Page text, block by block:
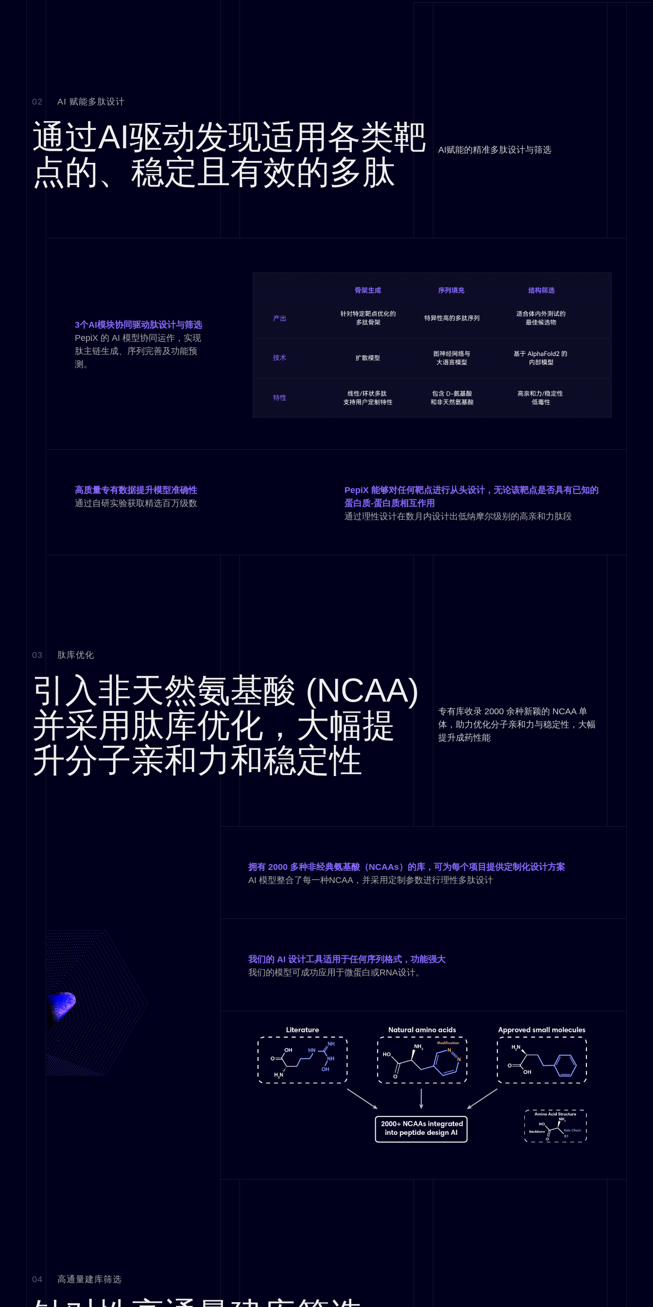
02 AI 赋能多肽设计
通过AI驱动发现适用各类靶
点的、稳定且有效的多肽
AI赋能的精准多肽设计与筛选
3个AI模块协同驱动肽设计与筛选
PepiX 的 AI 模型协同运作，实现
肽主链生成、序列完善及功能预
测。
高质量专有数据提升模型准确性
通过自研实验获取精选百万级数
PepiX 能够对任何靶点进行从头设计，无论该靶点是否具有已知的
蛋白质-蛋白质相互作用
通过理性设计在数月内设计出低纳摩尔级别的高亲和力肽段
03 肽库优化
引入非天然氨基酸 (NCAA)
并采用肽库优化，大幅提
升分子亲和力和稳定性
专有库收录 2000 余种新颖的 NCAA 单
体，助力优化分子亲和力与稳定性，大幅
提升成药性能
拥有 2000 多种非经典氨基酸（NCAAs）的库，可为每个项目提供定制化设计方案
AI 模型整合了每一种NCAA，并采用定制参数进行理性多肽设计
我们的 AI 设计工具适用于任何序列格式，功能强大
我们的模型可成功应用于微蛋白或RNA设计。
04 高通量建库筛选